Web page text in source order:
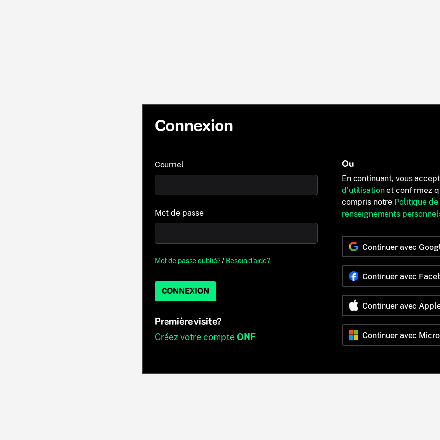
Connexion
Courriel
Mot de passe
Mot de passe oublié?/ Besoin d'aide?
CONNEXION
Première visite?
Créez votre compteONF
Ou
En continuant, vous
d'utilisation et confirmez
compris notre Politique
renseignements
Continuer avec
Continuer avec
Continuer avec
Continuer avec